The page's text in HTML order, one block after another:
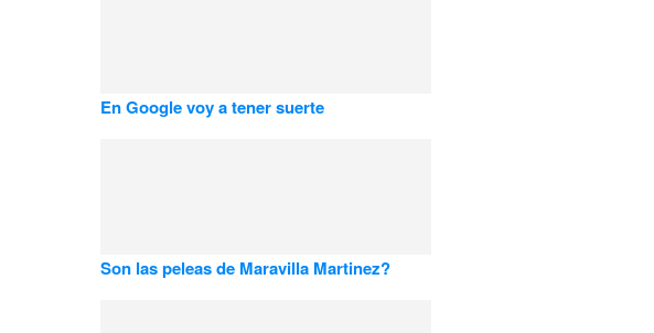
En Google voy a tener suerte
Son las peleas de Maravilla Martinez?